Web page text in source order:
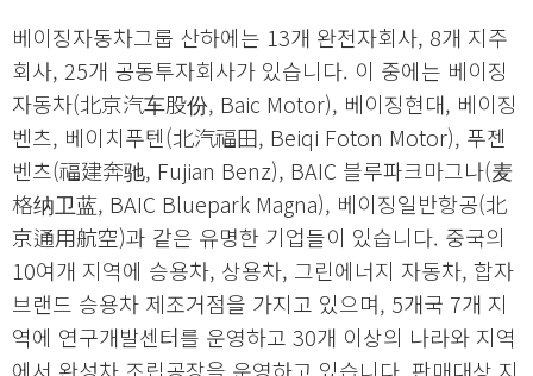
베이징자동차그룹 산하에는 13개 완전자회사, 8개 지주
회사, 25개 공동투자회사가 있습니다. 이 중에는 베이징
자동차(北京汽车股份, Baic Motor), 베이징현대, 베이징
벤츠, 베이치푸텐(北汽福田, Beiqi Foton Motor), 푸젠
벤츠(福建奔驰, Fujian Benz), BAIC 블루파크마그나(麦
格纳卫蓝, BAIC Bluepark Magna), 베이징일반항공(北
京通用航空)과 같은 유명한 기업들이 있습니다. 중국의
10여개 지역에 승용차, 상용차, 그린에너지 자동차, 합자
브랜드 승용차 제조거점을 가지고 있으며, 5개국 7개 지
역에 연구개발센터를 운영하고 30개 이상의 나라와 지역